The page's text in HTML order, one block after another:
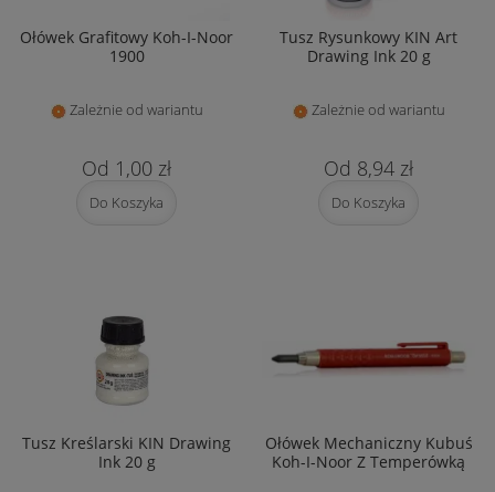
Ołówek Grafitowy Koh-I-Noor
1900
Zależnie od wariantu
1,00 zł
Do Koszyka
Tusz Rysunkowy KIN Art
Drawing Ink 20 g
Zależnie od wariantu
8,94 zł
Do Koszyka
Tusz Kreślarski KIN Drawing
Ink 20 g
Ołówek Mechaniczny Kubuś
Koh-I-Noor Z Temperówką